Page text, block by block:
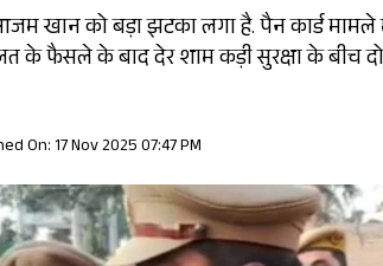
आजम खान को बड़ा झटका लगा है. पैन कार्ड
के फैसले के बाद देर शाम कड़ी सुरक्षा के बीच
On: 17 Nov 2025 07:47 PM